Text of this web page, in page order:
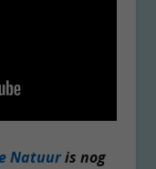
Natuuris nog